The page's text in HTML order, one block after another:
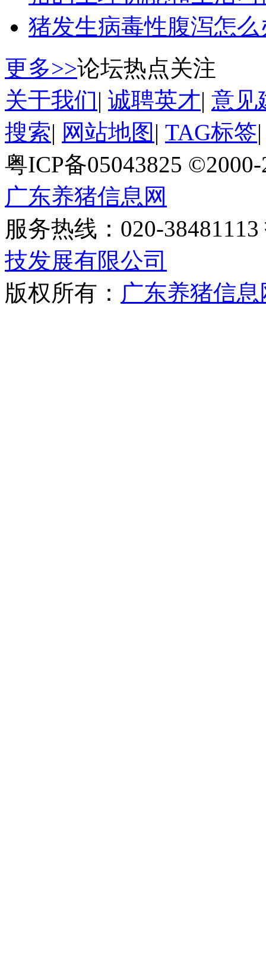
猪发生病毒性腹泻怎么
更多>>论坛热点关注
关于我们| 诚聘英才| 意见
搜索| 网站地图 | TAG标签
粤ICP备05043825
广东养猪信息网
服务热线：020-
技发展有限公司
版权所有： 广东养猪信